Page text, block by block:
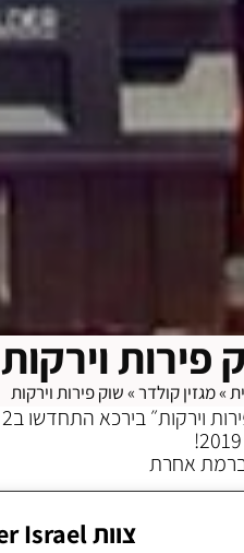
פירות וירקות
»מגזין קולדר»שוק פירות וירקות
ברמת אחרת
צוות Colder Israel